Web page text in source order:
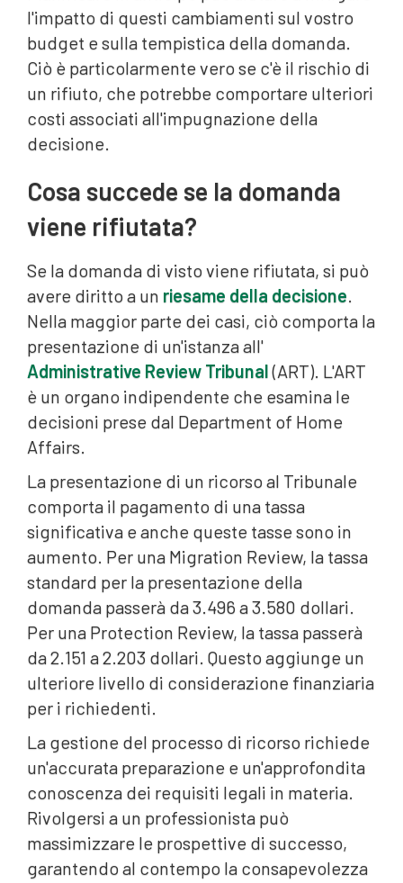
l'impatto di questi cambiamenti sul vostro
budget e sulla tempistica della domanda.
Ciò è particolarmente vero se c'è il rischio di
un rifiuto, che potrebbe comportare ulteriori
costi associati all'impugnazione della
decisione.
Cosa succede se la domanda
viene rifiutata?
Se la domanda di visto viene rifiutata, si può
avere diritto a un riesame della decisione.
Nella maggior parte dei casi, ciò comporta la
presentazione di un'istanza all'
Administrative Review Tribunal(ART). L'ART
è un organo indipendente che esamina le
decisioni prese dal Department of Home
Affairs.
La presentazione di un ricorso al Tribunale
comporta il pagamento di una tassa
significativa e anche queste tasse sono in
aumento. Per una Migration Review, la tassa
standard per la presentazione della
domanda passerà da 3.496 a 3.580 dollari.
Per una Protection Review, la tassa passerà
da 2.151 a 2.203 dollari. Questo aggiunge un
ulteriore livello di considerazione finanziaria
per i richiedenti.
La gestione del processo di ricorso richiede
un'accurata preparazione e un'approfondita
conoscenza dei requisiti legali in materia.
Rivolgersi a un professionista può
massimizzare le prospettive di successo,
garantendo al contempo la consapevolezza